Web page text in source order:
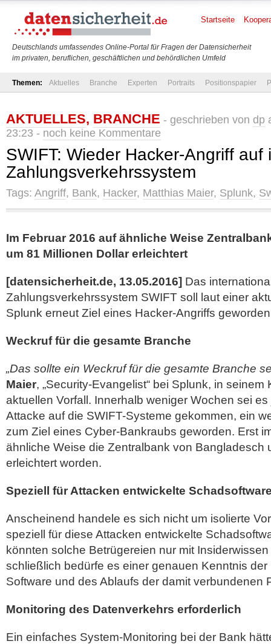
Deutschlands umfassendes Online-Portal für Fragen der Datensicherheit
im privaten, beruflichen, geschäftlichen und behördlichen Umfeld
Startseite
Themen: Aktuelles Branche Experten Portraits Positionspapier
AKTUELLES, BRANCHE - geschrieben von dp
23:23 - noch keine Kommentare
SWIFT: Wieder Hacker-Angriff auf
Zahlungsverkehrssystem
Tags: Angriff, Bank, Hacker, Matthias Maier, Splunk,
Im Februar 2016 auf ähnliche Weise
um 81 Millionen Dollar erleichtert
[datensicherheit.de, 13.05.2016] Das
Zahlungsverkehrssystem SWIFT soll laut einer
Splunk erneut Ziel eines Hacker-Angriffs
Weckruf für die gesamte Branche
„Das sollte ein Weckruf für die gesamte Branche
Maier, „Security-Evangelist“ bei Splunk, in seinem
aktuellen Vorfall. Innerhalb weniger Wochen sei
Attacke auf die SWIFT-Systeme gekommen, ein
zum Ziel eines Cyber-Bankraubs geworden. Erst
ähnliche Weise die Zentralbank von Bangladesch
erleichtert worden.
Speziell für Attacken entwickelte
Anscheinend handele es sich nicht um isolierte
speziell für diese Attacken entwickelte
könnten solche Betrügereien nur mit
schließlich bedürfe es einer genauen Kenntnis der
Software und des Ablaufs der damit verbundenen
Monitoring des Datenverkehrs erforderlich
Ein einfaches System-Monitoring bei der Bank